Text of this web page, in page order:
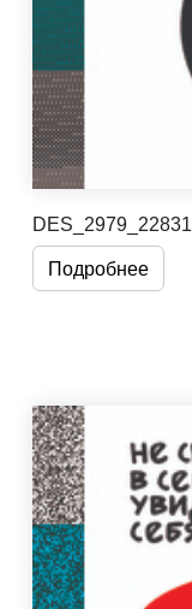
DES_2979_22831
Подробнее